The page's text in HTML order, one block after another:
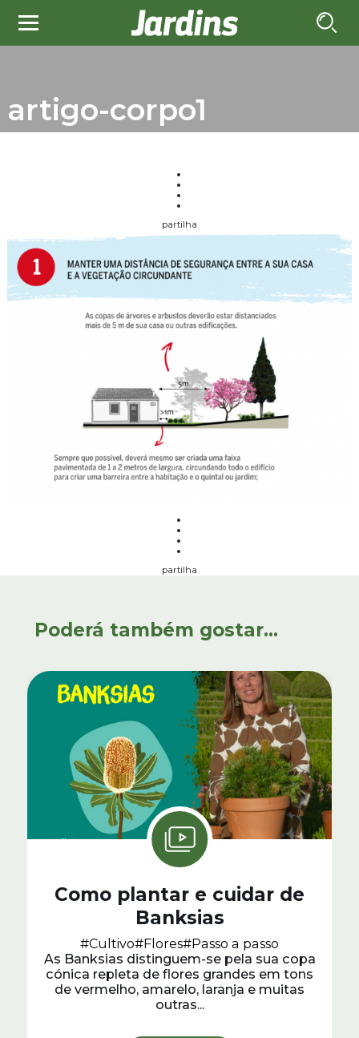
artigo-corpo1
partilha
partilha
Poderá também gostar...
Como plantar e cuidar de
Banksias
#Cultivo#Flores#Passo a passo
As Banksias distinguem-se pela sua copa
cónica repleta de flores grandes em tons
de vermelho, amarelo, laranja e muitas
outras...